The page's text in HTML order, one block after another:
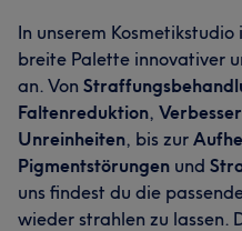
In unserem
breite Palette innovativer
an. Von
Faltenreduktion,
Unreinheiten, bis zur
Pigmentstörungen und
uns findest du die
wieder strahlen zu lassen.